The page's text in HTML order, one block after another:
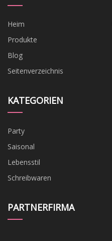
Heim
Produkte
Blog
Seitenverzeichnis
KATEGORIEN
Party
Saisonal
Lebensstil
Schreibwaren
PARTNERFIRMA